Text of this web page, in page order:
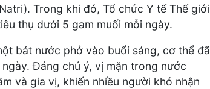
Trong khi đó, Tổ chức Y tế Thế giới
thụ dưới 5 gam muối mỗi ngày.
bát nước phở vào buổi sáng, cơ thể đã
Đáng chú ý, vị mặn trong nước
và gia vị, khiến nhiều người khó nhận